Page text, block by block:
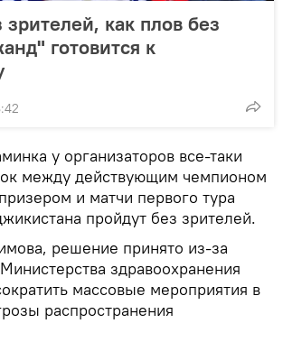
как плов без
готовится к
у организаторов все-таки
между действующим чемпионом
и матчи первого тура
пройдут без зрителей.
решение принято из-за
здравоохранения
массовые мероприятия в
распространения